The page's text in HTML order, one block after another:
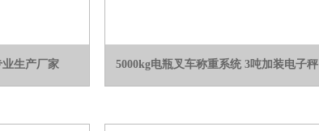
生产厂家 5000kg电瓶叉车称重系统 3吨加装电子秤